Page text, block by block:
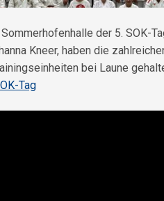
der 5. SOK-
Kneer, haben die
bei Laune
Tag